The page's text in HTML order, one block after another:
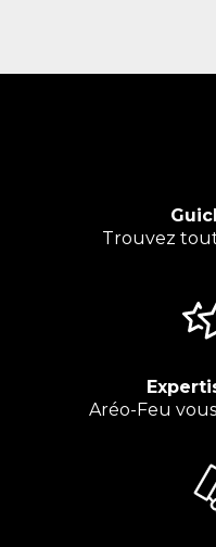
Trouvez
Aréo-Feu